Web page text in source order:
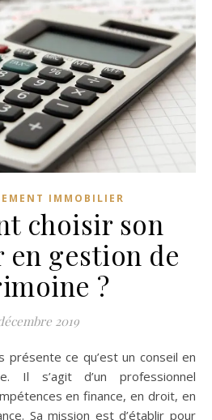
IMMOBILIER
choisir son
en gestion de
?
2019
Il s’agit d’un professionnel
en finance, en droit, en
Sa mission est d’établir pour